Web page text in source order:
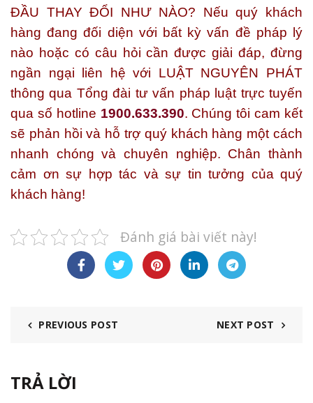
ĐẦU THAY ĐỔI NHƯ NÀO? Nếu quý khách
hàng đang đối diện với bất kỳ vấn đề pháp lý
nào hoặc có câu hỏi cần được giải đáp, đừng
ngần ngại liên hệ với LUẬT NGUYÊN PHÁT
thông qua Tổng đài tư vấn pháp luật trực tuyến
qua số hotline 1900.633.390. Chúng tôi cam kết
sẽ phản hồi và hỗ trợ quý khách hàng một cách
nhanh chóng và chuyên nghiệp. Chân thành
cảm ơn sự hợp tác và sự tin tưởng của quý
khách hàng!
Đánh giá bài viết này!
PREVIOUS POST NEXT POST
TRẢ LỜI